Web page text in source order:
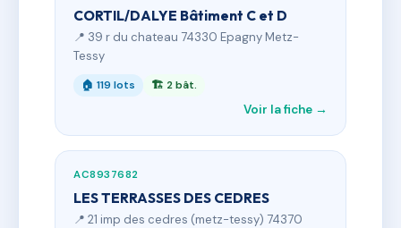
CORTIL/DALYE Bâtiment C et D
📍 39 r du chateau 74330 Epagny Metz-
Tessy
🏠 119 lots 🏗 2 bât.
Voir la fiche →
AC8937682
LES TERRASSES DES CEDRES
📍 21 imp des cedres (metz-tessy) 74370